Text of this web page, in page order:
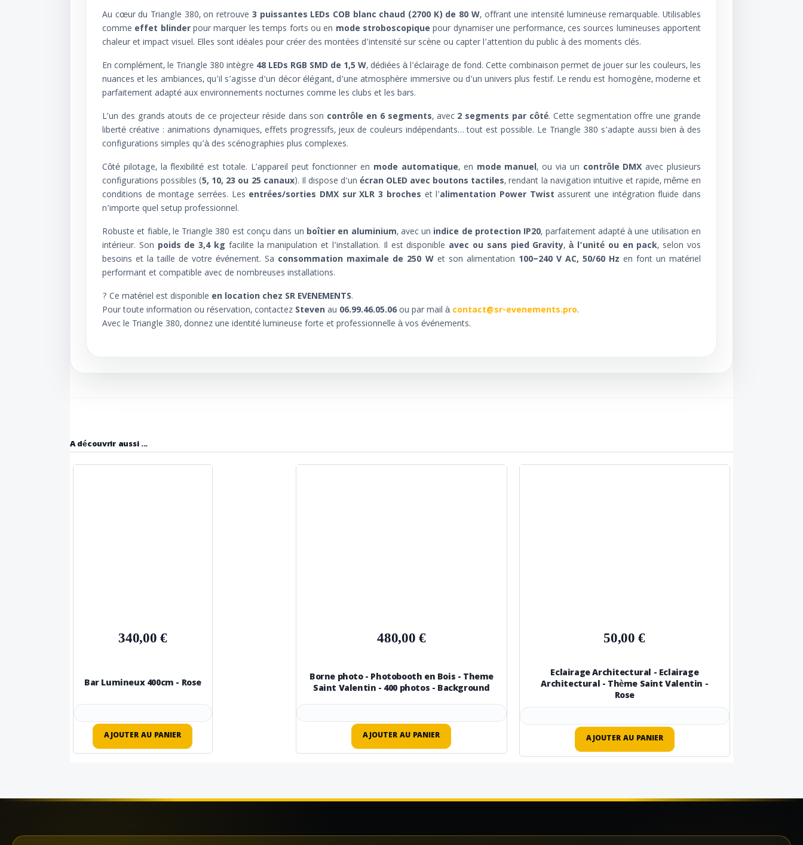
Au cœur du Triangle 380, on retrouve 3 puissantes LEDs COB blanc chaud (2700 K) de 80 W, offrant une intensité lumineuse remarquable. Utilisables
comme effet blinderpour marquer les temps forts ou en mode stroboscopique pour dynamiser une performance, ces sources lumineuses apportent
chaleur et impact visuel. Elles sont idéales pour créer des montées d’intensité sur scène ou capter l’attention du public à des moments clés.
En complément, le Triangle 380 intègre 48 LEDs RGB SMD de 1,5 W, dédiées à l’éclairage de fond. Cette combinaison permet de jouer sur les couleurs, les
nuances et les ambiances, qu’il s’agisse d’un décor élégant, d’une atmosphère immersive ou d’un univers plus festif. Le rendu est homogène, moderne et
parfaitement adapté aux environnements nocturnes comme les clubs et les bars.
L’un des grands atouts de ce projecteur réside dans son contrôle en 6 segments, avec 2 segments par côté. Cette segmentation offre une grande
liberté créative : animations dynamiques, effets progressifs, jeux de couleurs indépendants… tout est possible. Le Triangle 380 s’adapte aussi bien à des
configurations simples qu’à des scénographies plus complexes.
Côté pilotage, la flexibilité est totale. L’appareil peut fonctionner en mode automatique, en mode manuel, ou via un contrôle DMX avec plusieurs
configurations possibles (5, 10, 23 ou 25 canaux). Il dispose d’un écran OLED avec boutons tactiles, rendant la navigation intuitive et rapide, même en
conditions de montage serrées. Les entrées/sorties DMX sur XLR 3 broches et l’alimentation Power Twist assurent une intégration fluide dans
n’importe quel setup professionnel.
Robuste et fiable, le Triangle 380 est conçu dans un boîtier en aluminium, avec un indice de protection IP20, parfaitement adapté à une utilisation en
intérieur. Son poids de 3,4 kg facilite la manipulation et l’installation. Il est disponible avec ou sans pied Gravity,à l’unité ou en pack, selon vos
besoins et la taille de votre événement. Sa consommation maximale de 250 Wet son alimentation 100–240 V AC, 50/60 Hz en font un matériel
performant et compatible avec de nombreuses installations.
? Ce matériel est disponible en location chez SR EVENEMENTS.
Pour toute information ou réservation, contactez Stevenau 06.99.46.05.06 ou par mail àcontact@sr-evenements.pro.
Avec le Triangle 380, donnez une identité lumineuse forte et professionnelle à vos événements.
A découvrir aussi ...
340,00 €
Bar Lumineux 400cm - Rose
AJOUTER AU PANIER
480,00 €
Borne photo - Photobooth en Bois - Theme
Saint Valentin - 400 photos - Background
AJOUTER AU PANIER
50,00 €
Eclairage Architectural - Eclairage
Architectural - Thème Saint Valentin -
Rose
AJOUTER AU PANIER